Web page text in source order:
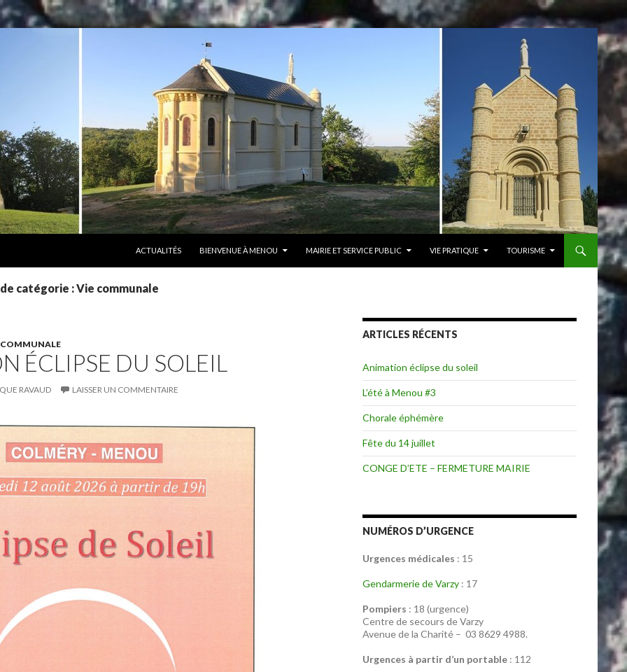
ACTUALITÉS
BIENVENUE À MENOU MAIRIE ET SERVICE PUBLIC VIE PRATIQUE TOURISME
catégorie : Vie communale
ÉCLIPSE DU SOLEIL
RAVAUD LAISSER UN COMMENTAIRE
ARTICLES RÉCENTS
Animation éclipse du soleil
L’été à Menou #3
Chorale éphémère
Fête du 14 juillet
CONGE D’ETE – FERMETURE MAIRIE
NUMÉROS D’URGENCE
Urgences médicales : 15
Gendarmerie de Varzy : 17
Pompiers : 18 (urgence)
Centre de secours de Varzy
Avenue de la Charité – 03 8629 4988.
Urgences à partir d’un portable : 112